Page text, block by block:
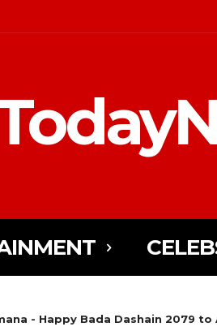
- Happy Bada Dashain 2079 to